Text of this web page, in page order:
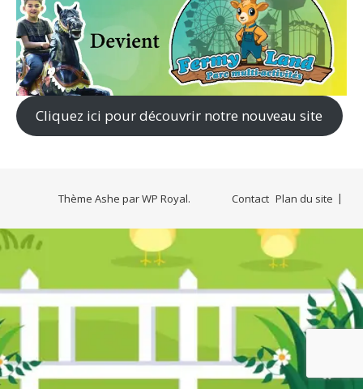
Cliquez ici pour découvrir notre nouveau site
Contact Plan du site
Thème Ashe parWP Royal.